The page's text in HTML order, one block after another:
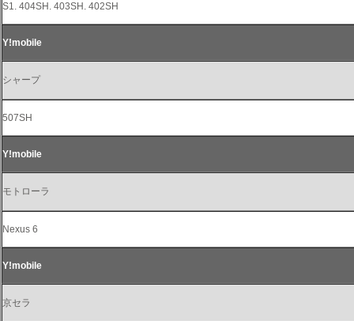
S1. 404SH. 403SH. 402SH
Y!mobile
シャープ
507SH
Y!mobile
モトローラ
Nexus 6
Y!mobile
京セラ